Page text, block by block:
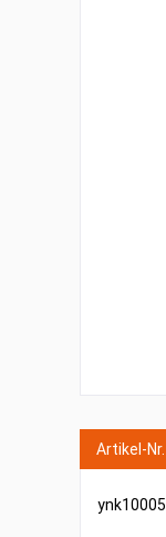
Artikel-Nr.
ynk10005